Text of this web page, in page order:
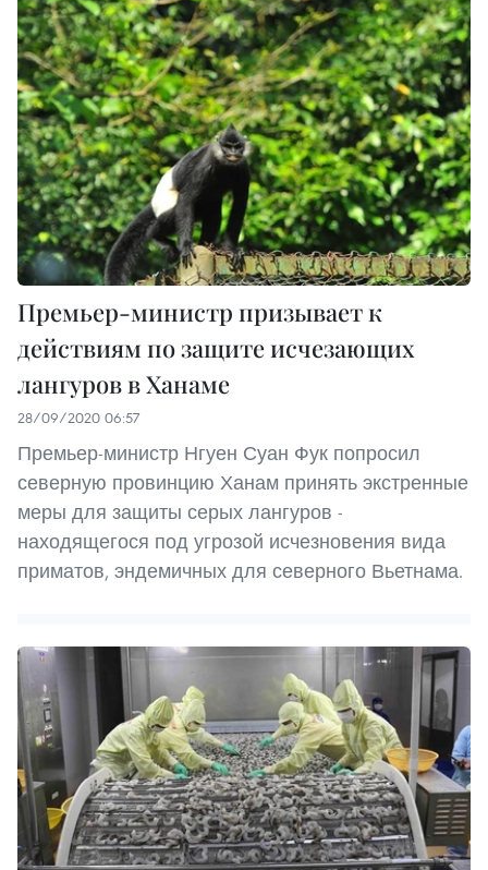
Премьер-министр призывает к
действиям по защите исчезающих
лангуров в Ханаме
28/09/2020 06:57
Премьер-министр Нгуен Суан Фук попросил
северную провинцию Ханам принять экстренные
меры для защиты серых лангуров -
находящегося под угрозой исчезновения вида
приматов, эндемичных для северного Вьетнама.